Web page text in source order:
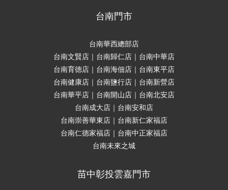
台南門市
台南華西總部店
台南文賢店｜台南歸仁店｜台南中華店
台南育德店｜台南海佃店｜台南東平店
台南健康店｜台南鹽行店｜台南新營店
台南華平店｜台南開山店｜台南北安店
台南成大店｜台南安和店
台南崇善華東店｜台南新仁家福店
台南仁德家福店｜台南中正家福店
台南未來之城
苗中彰投雲嘉門市